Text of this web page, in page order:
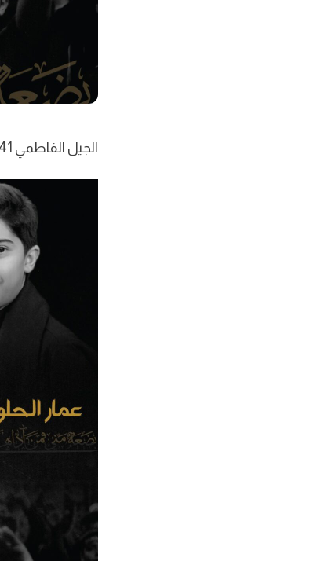
الجيل الفاطمي 1441 هجرية بمشاركة الرادود عمار الحلواجي و الرادود مهدي الحلواجي